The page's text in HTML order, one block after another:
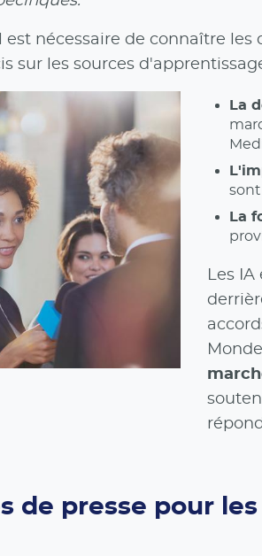
nécessaire de connaître
sur les sources
La
sont
La
Les
de presse pour